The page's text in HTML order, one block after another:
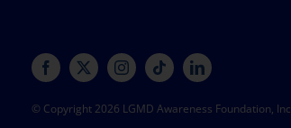
© Copyright 2026 LGMD Awareness Foundation, Inc